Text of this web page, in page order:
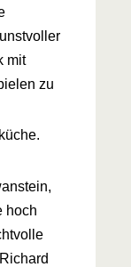
mit
zu
hoch